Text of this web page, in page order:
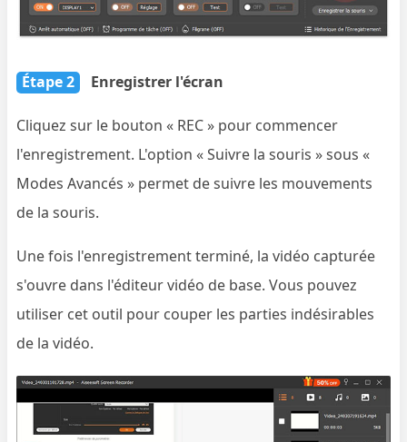
Étape 2 Enregistrer l'écran
Cliquez sur le bouton « REC » pour commencer
l'enregistrement. L'option « Suivre la souris » sous «
Modes Avancés » permet de suivre les mouvements
de la souris.
Une fois l'enregistrement terminé, la vidéo capturée
s'ouvre dans l'éditeur vidéo de base. Vous pouvez
utiliser cet outil pour couper les parties indésirables
de la vidéo.